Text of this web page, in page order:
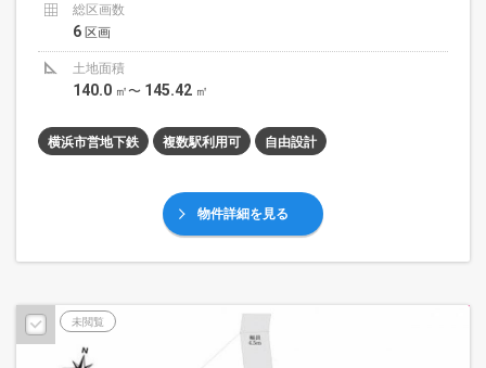
総区画数
6 区画
土地面積
140.0 ㎡〜 145.42 ㎡
横浜市営地下鉄 複数駅利用可 自由設計
物件詳細を見る
未閲覧